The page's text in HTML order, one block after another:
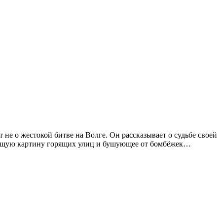
о жестокой битве на Волге. Он рассказывает о судьбе своей
картину горящих улиц и бушующее от бомбёжек…